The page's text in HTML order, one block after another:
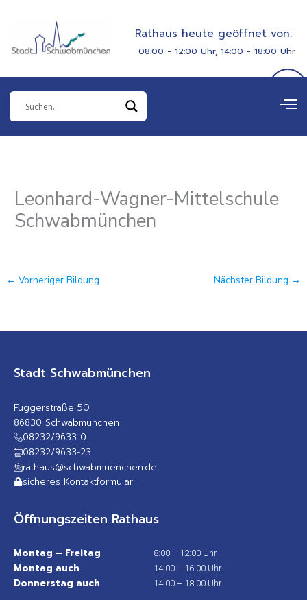
springen
Rathaus heute geöffnet von:
08:00 - 12:00 Uhr, 14:00 - 18:00 Uhr
Leonhard-Wagner-Mittelschule
Schwabmünchen
← Vorheriger Bildung Nächster Bildung →
Stadt Schwabmünchen
Fuggerstraße 50
86830 Schwabmünchen
08232/9633-0
08232/9633-23
rathaus@schwabmuenchen.de
sicheres Kontaktformular
Öffnungszeiten Rathaus
Montag – Freitag 8:00 – 12:00 Uhr
Montag auch 14:00 – 16:00 Uhr
Donnerstag auch 14:00 – 18:00 Uhr